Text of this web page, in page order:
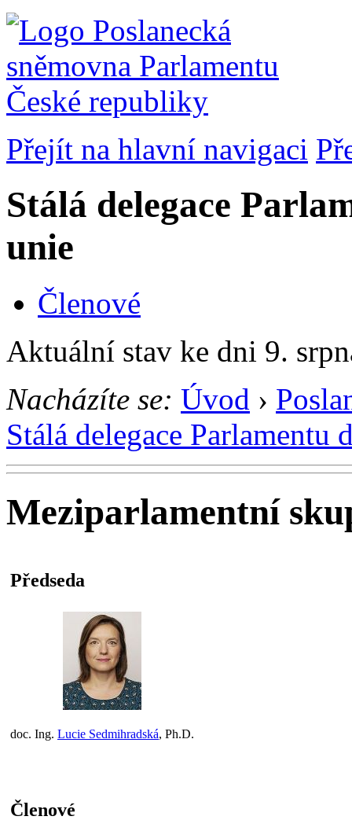
Přejít na hlavní navigaci
Stálá delegace
unie
Členové
Aktuální stav ke dni 9.
Nacházíte se: Úvod ›
Stálá delegace
Meziparlamentní
Předseda
doc. Ing. Lucie Sedmihradská, Ph.D.
Členové